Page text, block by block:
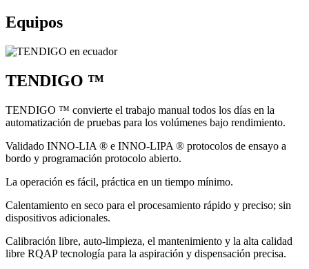
Equipos
TENDIGO ™
TENDIGO ™ convierte el trabajo manual todos los días en la
automatización de pruebas para los volúmenes bajo rendimiento.
Validado INNO-LIA ® e INNO-LIPA ® protocolos de ensayo a
bordo y programación protocolo abierto.
La operación es fácil, práctica en un tiempo mínimo.
Calentamiento en seco para el procesamiento rápido y preciso; sin
dispositivos adicionales.
Calibración libre, auto-limpieza, el mantenimiento y la alta calidad
libre RQAP tecnología para la aspiración y dispensación precisa.